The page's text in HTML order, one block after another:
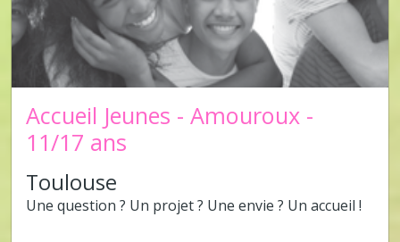
Accueil Jeunes - Amouroux -
11/17 ans
Toulouse
Une question ? Un projet ? Une envie ? Un accueil !